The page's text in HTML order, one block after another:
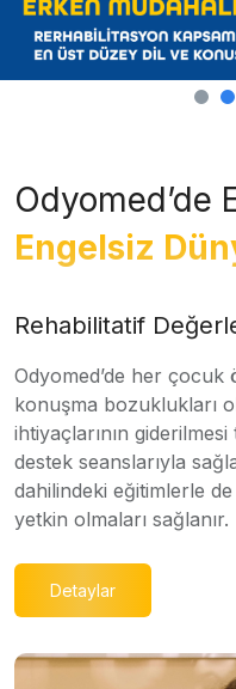
Odyomed’de
Engelsiz
Rehabilitatif
Odyomed’de her çocuk
konuşma bozuklukları
ihtiyaçlarının
destek seanslarıyla
dahilindeki eğitimlerle
yetkin olmaları sağlanır.
Detaylar